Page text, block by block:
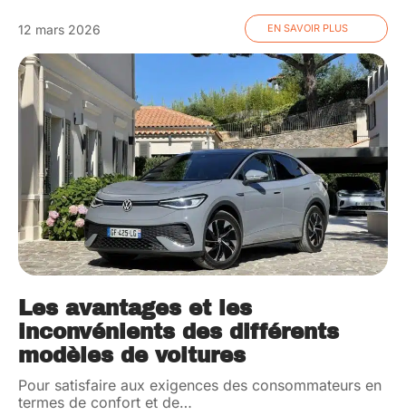
12 mars 2026 EN SAVOIR PLUS
Les avantages et les
inconvénients des différents
modèles de voitures
Pour satisfaire aux exigences des consommateurs en
termes de confort et de…